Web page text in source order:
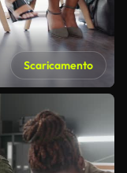
Scaricamento